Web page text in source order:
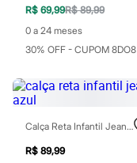
Acessórios
Bolsas e Mochilas
Chapéus e Bonés
Cintos
Óculos
Relógios
Calçados
Botas
Chinelos
Sapatos
R$ 69,99R$ 89,99
0 a 24 meses
30% OFF - CUPOM 8DO8
Calça Reta Infantil Jeans Azul
R$ 89,99